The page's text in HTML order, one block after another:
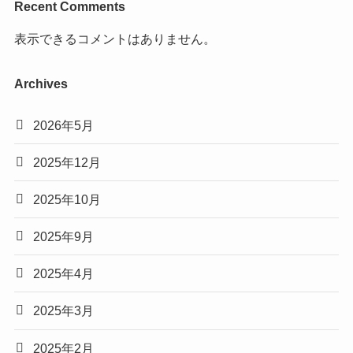
Recent Comments
表示できるコメントはありません。
Archives
2026年5月
2025年12月
2025年10月
2025年9月
2025年4月
2025年3月
2025年2月